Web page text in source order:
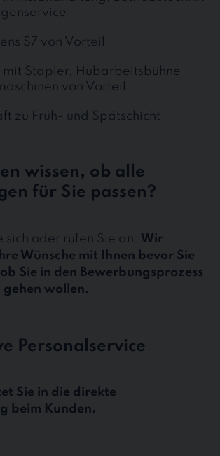
S7 von Vorteil
mit Stapler, Hubarbeitsbühne
von Vorteil
zu Früh- und Spätschicht
wissen, ob alle
für Sie passen?
sich oder rufen Sie an. Wir
Wünsche mit Ihnen bevor Sie
Sie in den Bewerbungsprozess
gehen wollen.
Personalservice
Sie in die direkte
beim Kunden.